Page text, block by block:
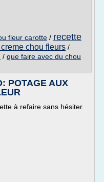
fleur carotte / recette
chou fleurs /
/ que faire avec du chou
POTAGE AUX
à refaire sans hésiter.